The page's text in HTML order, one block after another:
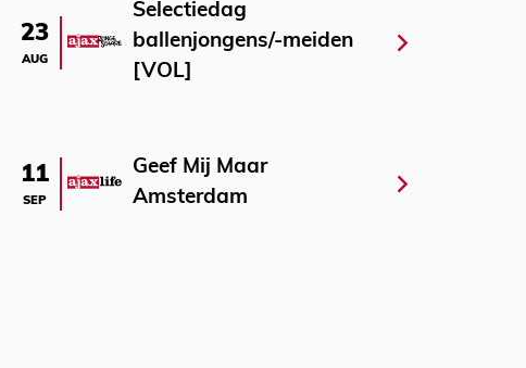
23
AUG
Selectiedag
ballenjongens/-meiden
[VOL]
11
SEP
Geef Mij Maar
Amsterdam